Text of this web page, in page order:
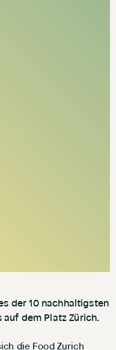
der 10 nachhaltigsten
dem Platz Zürich.
die Food Zurich